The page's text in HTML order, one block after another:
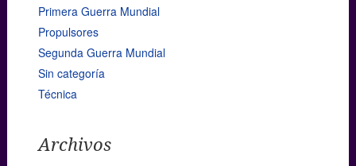
Primera Guerra Mundial
Propulsores
Segunda Guerra Mundial
Sin categoría
Técnica
Archivos